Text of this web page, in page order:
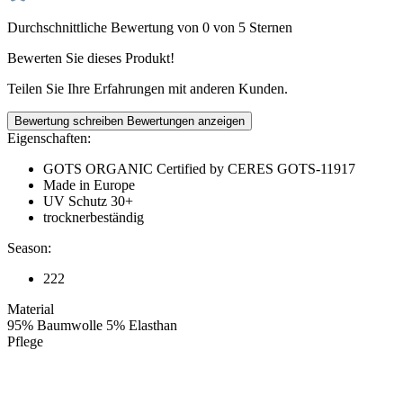
Durchschnittliche Bewertung von 0 von 5 Sternen
Bewerten Sie dieses Produkt!
Teilen Sie Ihre Erfahrungen mit anderen Kunden.
Bewertung schreiben Bewertungen anzeigen
Eigenschaften:
GOTS ORGANIC Certified by CERES GOTS-11917
Made in Europe
UV Schutz 30+
trocknerbeständig
Season:
222
Material
95% Baumwolle 5% Elasthan
Pflege